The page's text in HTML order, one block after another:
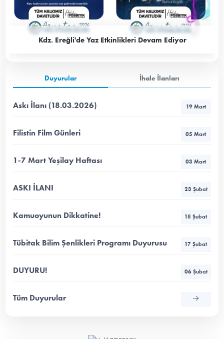
Kdz. Ereğli'de Yaz Etkinlikleri Devam Ediyor
Duyurular İhale İlanları
Askı İlanı (18.03.2026) 19 Mart
Filistin Film Günleri 05 Mart
1-7 Mart Yeşilay Haftası 03 Mart
ASKI İLANI 23 Şubat
Kamuoyunun Dikkatine! 18 Şubat
Tübitak Bilim Şenlikleri Programı Duyurusu 17 Şubat
DUYURU! 06 Şubat
Tüm Duyurular